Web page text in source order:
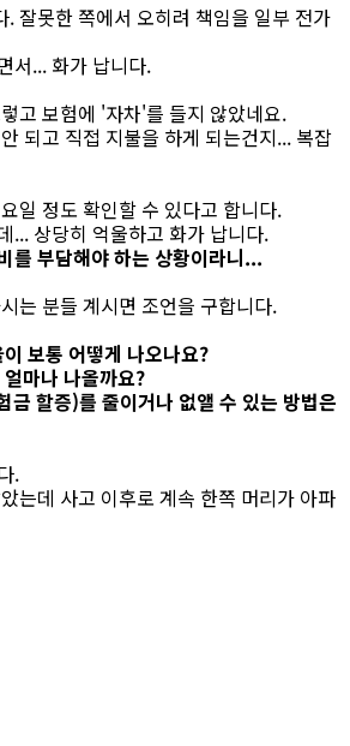
. 잘못한 쪽에서 오히려 책임을 일부 전가
서... 화가 납니다.
고 보험에 '자차'를 들지 않았네요.
되고 직접 지불을 하게 되는건지... 복잡
일 정도 확인할 수 있다고 합니다.
... 상당히 억울하고 화가 납니다.
를 부담해야 하는 상황이라니...
는 분들 계시면 조언을 구합니다.
보통 어떻게 나오나요?
마나 나올까요?
금 할증)를 줄이거나 없앨 수 있는 방법은
.
는데 사고 이후로 계속 한쪽 머리가 아파